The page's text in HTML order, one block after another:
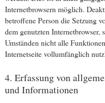
Internetbrowsern möglich.
betroffene Person die Setzung
dem genutzten Internetbrowser,
Umständen nicht alle
Internetseite vollumfänglich
4. Erfassung von
und Informationen